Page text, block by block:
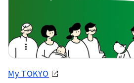
My TOKYO